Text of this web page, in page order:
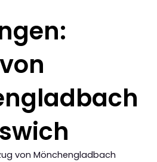
von Mönchengladbach